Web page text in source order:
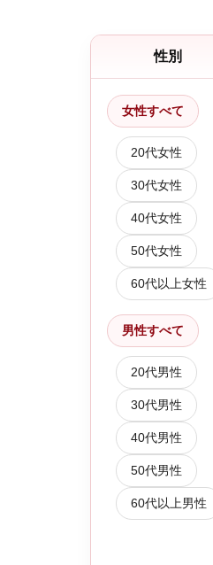
性別
女性すべて
20代女性
30代女性
40代女性
50代女性
60代以上女性
男性すべて
20代男性
30代男性
40代男性
50代男性
60代以上男性